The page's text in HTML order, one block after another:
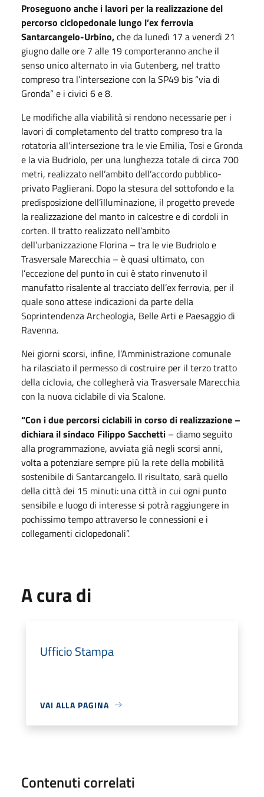
Proseguono anche i lavori per la realizzazione del
percorso ciclopedonale lungo l’ex ferrovia
Santarcangelo-Urbino,che da lunedì 17 a venerdì 21
giugno dalle ore 7 alle 19 comporteranno anche il
senso unico alternato in via Gutenberg, nel tratto
compreso tra l’intersezione con la SP49 bis “via di
Gronda” e i civici 6 e 8.
Le modifiche alla viabilità si rendono necessarie per i
lavori di completamento del tratto compreso tra la
rotatoria all’intersezione tra le vie Emilia, Tosi e Gronda
e la via Budriolo, per una lunghezza totale di circa 700
metri, realizzato nell’ambito dell’accordo pubblico-
privato Paglierani. Dopo la stesura del sottofondo e la
predisposizione dell’illuminazione, il progetto prevede
la realizzazione del manto in calcestre e di cordoli in
corten. Il tratto realizzato nell’ambito
dell’urbanizzazione Florina – tra le vie Budriolo e
Trasversale Marecchia – è quasi ultimato, con
l’eccezione del punto in cui è stato rinvenuto il
manufatto risalente al tracciato dell’ex ferrovia, per il
quale sono attese indicazioni da parte della
Soprintendenza Archeologia, Belle Arti e Paesaggio di
Ravenna.
Nei giorni scorsi, infine, l’Amministrazione comunale
ha rilasciato il permesso di costruire per il terzo tratto
della ciclovia, che collegherà via Trasversale Marecchia
con la nuova ciclabile di via Scalone.
“Con i due percorsi ciclabili in corso di realizzazione –
dichiara il sindaco Filippo Sacchetti – diamo seguito
alla programmazione, avviata già negli scorsi anni,
volta a potenziare sempre più la rete della mobilità
sostenibile di Santarcangelo. Il risultato, sarà quello
della città dei 15 minuti: una città in cui ogni punto
sensibile e luogo di interesse si potrà raggiungere in
pochissimo tempo attraverso le connessioni e i
collegamenti ciclopedonali”.
A cura di
Ufficio Stampa
VAI ALLA PAGINA
Contenuti correlati